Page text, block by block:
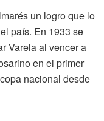
un logro que lo
país. En 1933 se
Varela al vencer a
en el primer
nacional desde